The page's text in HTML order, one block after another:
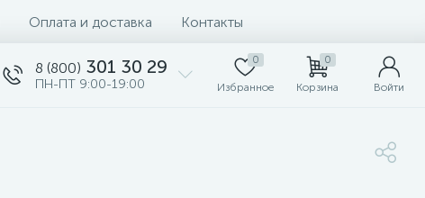
Оплата и доставка Контакты
8 (800) 301 30 29
ПН-ПТ 9:00-19:00
0
Избранное
0
Корзина Войти